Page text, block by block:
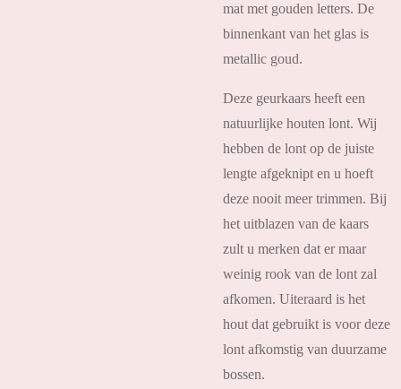
mat met gouden letters. De
binnenkant van het glas is
metallic goud.
Deze geurkaars heeft een
natuurlijke houten lont. Wij
hebben de lont op de juiste
lengte afgeknipt en u hoeft
deze nooit meer trimmen. Bij
het uitblazen van de kaars
zult u merken dat er maar
weinig rook van de lont zal
afkomen. Uiteraard is het
hout dat gebruikt is voor deze
lont afkomstig van duurzame
bossen.